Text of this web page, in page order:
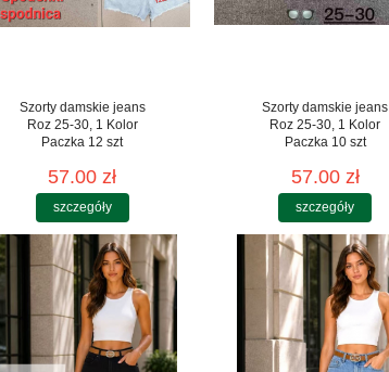
Szorty damskie jeans
Roz 25-30, 1 Kolor
Paczka 12 szt
57.00 zł
szczegóły
Szorty damskie jeans
Roz 25-30, 1 Kolor
Paczka 10 szt
57.00 zł
szczegóły